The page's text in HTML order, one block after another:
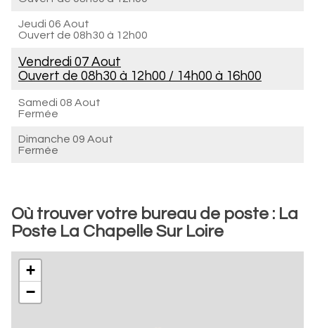
Jeudi 06 Aout
Ouvert de 08h30 à 12h00
Vendredi 07 Aout
Ouvert de 08h30 à 12h00 / 14h00 à 16h00
Samedi 08 Aout
Fermée
Dimanche 09 Aout
Fermée
Où trouver votre bureau de poste : La
Poste La Chapelle Sur Loire
+
−